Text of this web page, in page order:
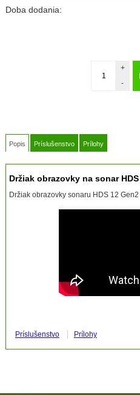
Doba dodania:
-
+
Popis Príslušenstvo Prílohy
Držiak obrazovky na sonar
Držiak obrazovky sonaru HDS 12 Gen2
Príslušenstvo Prílohy